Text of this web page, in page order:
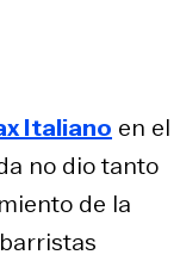
Italiano en el
no dio tanto
de la